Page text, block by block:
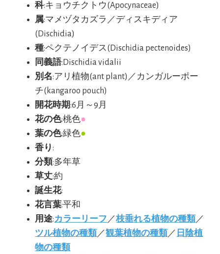
科:キョウチクトウ(Apocynaceae)
属:マメヅタカズラ／ディスキディア
(Dischidia)
種:ペクテノイデス(Dischidia pectenoides)
同義語:Dischidia vidalii
別名:アリ植物(ant plant)／カンガルーポー
チ(kangaroo pouch)
開花時期:6月～9月
花の色:桃色●
葉の色:緑色●
香り:
分類:多年草
草丈:約
誕生花:
花言葉:平和
用途:カラーリーフ ／枝垂れる植物の種類 ／
ツル植物の種類 ／観葉植物の種類 ／ 日陰植
物の種類